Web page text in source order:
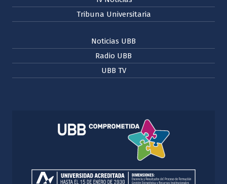
Tribuna Universitaria
Noticias UBB
Radio UBB
UBB TV